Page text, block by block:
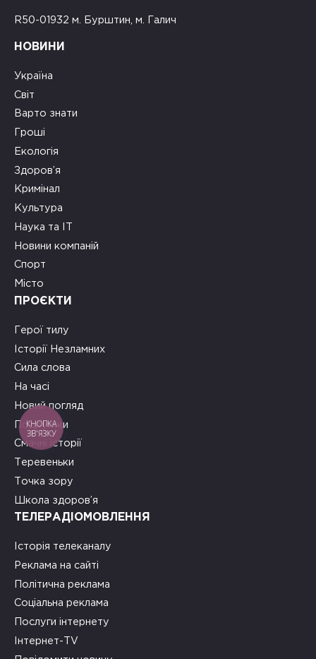
R50-01932 м. Бурштин, м. Галич
НОВИНИ
Україна
Світ
Варто знати
Гроші
Екологія
Здоров’я
Кримінал
Культура
Наука та ІТ
Новини компаній
Спорт
Місто
ПРОЄКТИ
Герої тилу
Історії Незламних
Сила слова
На часі
Новий погляд
Подружки
Смачні історії
Теревеньки
Точка зору
Школа здоров’я
ТЕЛЕРАДІОМОВЛЕННЯ
Історія телеканалу
Реклама на сайті
Політична реклама
Соціальна реклама
Послуги інтернету
Інтернет-TV
КНОПКА
ЗВ'ЯЗКУ